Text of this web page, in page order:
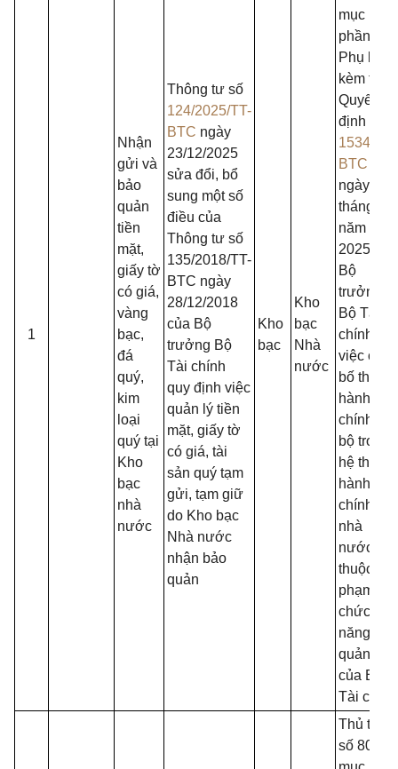
1
Nhận
gửi và
bảo
quản
tiền
mặt,
giấy tờ
có giá,
vàng
bạc,
đá
quý,
kim
loại
quý tại
Kho
bạc
nhà
nước
Thông tư số
124/2025/TT-
BTC ngày
23/12/2025
sửa đổi, bổ
sung một số
điều của
Thông tư số
135/2018/TT-
BTC ngày
28/12/2018
của Bộ
trưởng Bộ
Tài chính
quy định việc
quản lý tiền
mặt, giấy tờ
có giá, tài
sản quý tạm
gửi, tạm giữ
do Kho bạc
Nhà nước
nhận bảo
quản
Kho
bạc
Kho
bạc
Nhà
nước
mục 1,
phần I,
Phụ lục II
kèm theo
Quyết
định số
1534/
BTC
ngày 29
tháng 4
năm
2025 của
Bộ
trưởng
Bộ Tài
chính về
việc công
bố thủ
hành
chính nội
bộ trong
hệ thống
hành
chính
nhà
nước
thuộc
phạm vi
chức
năng
quản lý
của Bộ
Tài chính
Thủ tục
số 80 -